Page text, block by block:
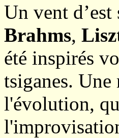
Un vent
Brahms,
été inspirés
tsiganes. Une
l'évolution,